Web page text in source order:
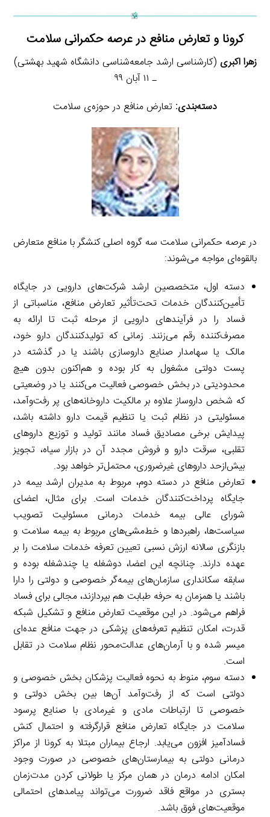
کرونا و تعارض منافع در عرصه حکمرانی سلامت
زهرا اکبری (کارشناسی ارشد جامعه‌شناسی دانشگاه شهید بهشتی)
ـ ۱۱ آبان ۹۹
دسته‌بندی: تعارض منافع در حوزه‌ی سلامت
در عرصه حکمرانی سلامت سه گروه اصلی کنشگر با منافع متعارض
بالقوه‌ای مواجه می‌شوند:
دسته اول، متخصصین ارشد شرکت‌های دارویی در جایگاه
تأمین‌کنندگان خدمات تحت‌تأثیر تعارض منافع، مناسباتی از
فساد را در فرآیندهای دارویی از مرحله ثبت تا ارائه به
مصرف‌کننده رقم می‌زنند. زمانی که تولیدکنندگان دارو خود،
مالک یا سهامدار صنایع داروسازی باشند یا در گذشته در
پست دولتی مشغول به کار بوده و هم‌اکنون بدون هیچ
محدودیتی در بخش خصوصی فعالیت می‌کنند یا در وضعیتی
که شخص داروساز علاوه بر مالکیت داروخانه‌های پر رفت‌وآمد،
مسئولیتی در نظام ثبت یا تنظیم قیمت دارو داشته باشد،
پیدایش برخی مصادیق فساد مانند تولید و توزیع داروهای
تقلبی، سرقت دارو و فروش مجدد آن در بازار سیاه، تجویز
بیش‌ازحد داروهای غیرضروری، محتمل‌تر خواهد بود.
تعارض منافع در دسته دوم، مربوط به مدیران ارشد بیمه در
جایگاه پرداخت‌کنندگان خدمات است. برای مثال، اعضای
شورای عالی بیمه خدمات درمانی مسئولیت تصویب
سیاست‌ها، راهبردها و خط‌مشی‌های مربوط به بیمه سلامت و
بازنگری سالانه ارزش نسبی تعیین تعرفه خدمات سلامت را بر
عهده دارند. چنانچه این اعضا، دوشغله یا چندشغله بوده و
سابقه سکانداری سازمان‌های بیمه‌گر خصوصی و دولتی را دارا
باشند یا همزمان به حرفه طبابت هم بپردازند، مجالی برای فساد
فراهم می‌شود. در این موقعیت تعارض منافع و تشکیل شبکه
قدرت، امکان تنظیم تعرفه‌های پزشکی در جهت منافع عده‌ای
میسر شده و با آرمان‌های عدالت‌محور نظام سلامت در تقابل
است.
دسته سوم، منوط به نحوه فعالیت پزشکان بخش خصوصی و
دولتی است که از رفت‌وآمد آن‌ها بین بخش دولتی و
خصوصی تا ارتباطات مادی و غیرمادی با صنایع پرسود
سلامت در جایگاه تعارض منافع قرارگرفته و احتمال کنش
فسادآمیز افزون می‌یابد. ارجاع بیماران مبتلا به کرونا از مراکز
درمانی دولتی به بیمارستان‌های خصوصی در صورت وجود
امکان ادامه درمان در همان مرکز یا طولانی کردن مدت‌زمان
بستری در مواقع فاقد ضرورت می‌تواند پیامدهای احتمالی
موقعیت‌های فوق باشد.